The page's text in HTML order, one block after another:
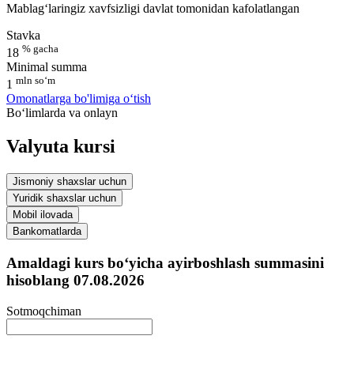
Mablag‘laringiz xavfsizligi davlat tomonidan kafolatlangan
Stavka
18 % gacha
Minimal summa
1 mln so‘m
Omonatlarga bo'limiga o‘tish
Bo‘limlarda va onlayn
Valyuta kursi
Jismoniy shaxslar uchun
Yuridik shaxslar uchun
Mobil ilovada
Bankomatlarda
Amaldagi kurs bo‘yicha ayirboshlash summasini
hisoblang 07.08.2026
Sotmoqchiman